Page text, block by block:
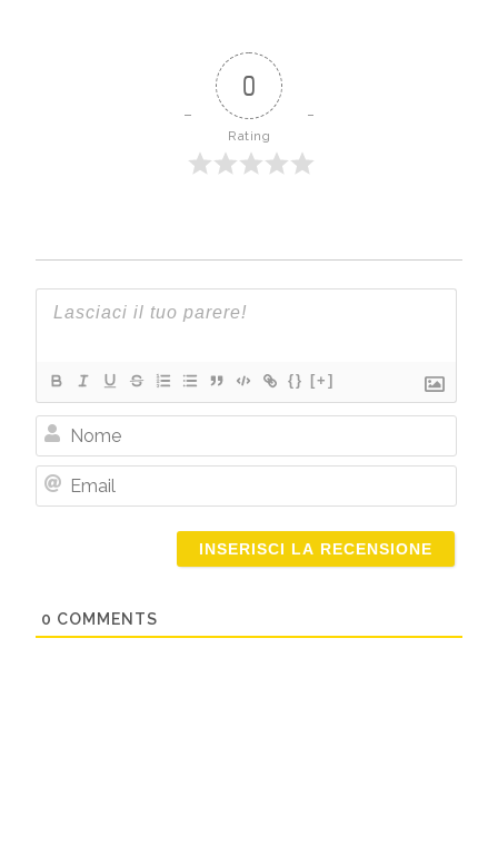
0
Rating
{} [+]
Nome
0 COMMENTS